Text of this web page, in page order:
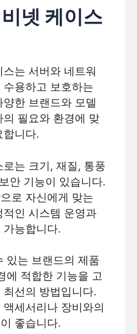
넷 케이스
는 서버와 네트워
용하고 보호하는
한 브랜드와 모델
필요와 환경에 맞
합니다.
는 크기, 재질, 통풍
안 기능이 있습니다.
로 자신에게 맞는
인 시스템 운영과
가능합니다.
있는 브랜드의 제품
에 적합한 기능을 고
선의 방법입니다.
세서리나 장비와의
좋습니다.